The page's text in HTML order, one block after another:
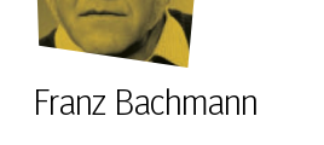
Franz Bachmann